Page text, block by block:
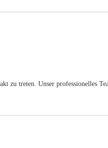
zu treten. Unser professionelles